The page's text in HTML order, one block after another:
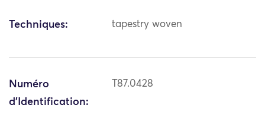
Techniques: tapestry woven
Numéro
d'Identification:
T87.0428